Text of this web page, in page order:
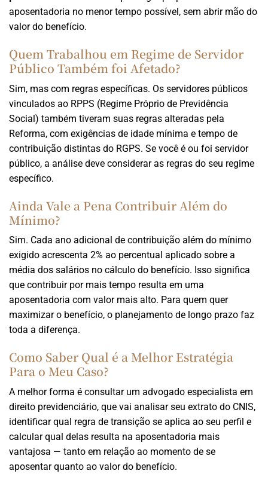
aposentadoria no menor tempo possível, sem abrir mão do
valor do benefício.
Quem Trabalhou em Regime de Servidor
Público Também foi Afetado?
Sim, mas com regras específicas. Os servidores públicos
vinculados ao RPPS (Regime Próprio de Previdência
Social) também tiveram suas regras alteradas pela
Reforma, com exigências de idade mínima e tempo de
contribuição distintas do RGPS. Se você é ou foi servidor
público, a análise deve considerar as regras do seu regime
específico.
Ainda Vale a Pena Contribuir Além do
Mínimo?
Sim. Cada ano adicional de contribuição além do mínimo
exigido acrescenta 2% ao percentual aplicado sobre a
média dos salários no cálculo do benefício. Isso significa
que contribuir por mais tempo resulta em uma
aposentadoria com valor mais alto. Para quem quer
maximizar o benefício, o planejamento de longo prazo faz
toda a diferença.
Como Saber Qual é a Melhor Estratégia
Para o Meu Caso?
A melhor forma é consultar um advogado especialista em
direito previdenciário, que vai analisar seu extrato do CNIS,
identificar qual regra de transição se aplica ao seu perfil e
calcular qual delas resulta na aposentadoria mais
vantajosa — tanto em relação ao momento de se
aposentar quanto ao valor do benefício.